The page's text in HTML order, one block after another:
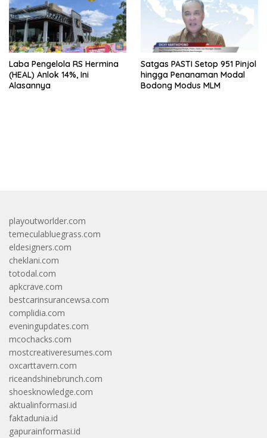
Laba Pengelola RS Hermina
(HEAL) Anlok 14%, Ini
Alasannya
Satgas PASTI Setop 951 Pinjol
hingga Penanaman Modal
Bodong Modus MLM
playoutworlder.com
temeculabluegrass.com
eldesigners.com
cheklani.com
totodal.com
apkcrave.com
bestcarinsurancewsa.com
complidia.com
eveningupdates.com
mcochacks.com
mostcreativeresumes.com
oxcarttavern.com
riceandshinebrunch.com
shoesknowledge.com
aktualinformasi.id
faktadunia.id
gapurainformasi.id